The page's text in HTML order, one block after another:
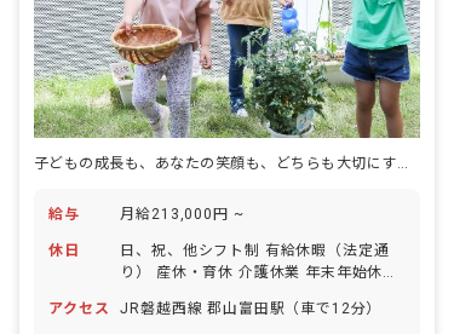
給与 月給213,000円 ~
休日
日、祝、他シフト制 有給休暇（法定通
り） 産休・育休 介護休業 年末年始休暇
能性有
アクセス JR磐越西線 郡山富田駅（車で12分）